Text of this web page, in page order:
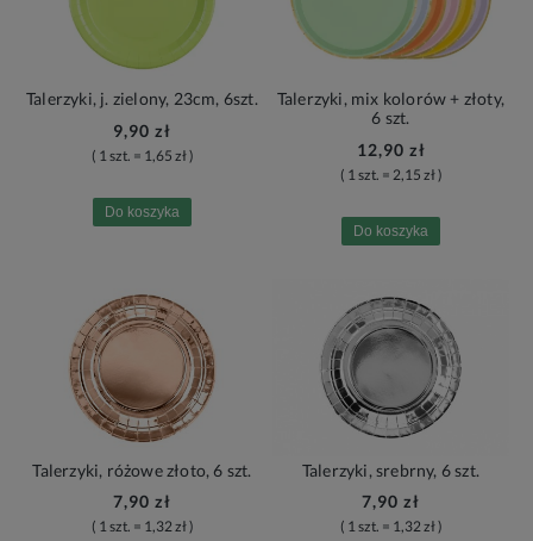
Talerzyki, j. zielony, 23cm, 6szt.
9,90 zł
( 1 szt. = 1,65 zł )
Do koszyka
Talerzyki, mix kolorów + złoty,
6 szt.
12,90 zł
( 1 szt. = 2,15 zł )
Do koszyka
Talerzyki, różowe złoto, 6 szt.
7,90 zł
( 1 szt. = 1,32 zł )
Talerzyki, srebrny, 6 szt.
7,90 zł
( 1 szt. = 1,32 zł )